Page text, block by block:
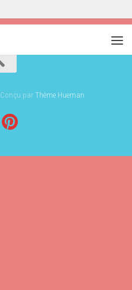
parThème Hueman